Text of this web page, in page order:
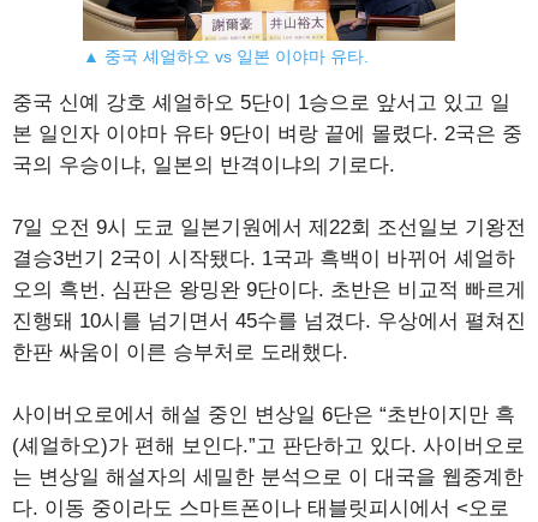
▲ 중국 셰얼하오 vs 일본 이야마 유타.
중국 신예 강호 셰얼하오 5단이 1승으로 앞서고 있고 일
본 일인자 이야마 유타 9단이 벼랑 끝에 몰렸다. 2국은 중
국의 우승이냐, 일본의 반격이냐의 기로다.
7일 오전 9시 도쿄 일본기원에서 제22회 조선일보 기왕전
결승3번기 2국이 시작됐다. 1국과 흑백이 바뀌어 셰얼하
오의 흑번. 심판은 왕밍완 9단이다. 초반은 비교적 빠르게
진행돼 10시를 넘기면서 45수를 넘겼다. 우상에서 펼쳐진
한판 싸움이 이른 승부처로 도래했다.
사이버오로에서 해설 중인 변상일 6단은 “초반이지만 흑
(셰얼하오)가 편해 보인다.”고 판단하고 있다. 사이버오로
는 변상일 해설자의 세밀한 분석으로 이 대국을 웹중계한
다. 이동 중이라도 스마트폰이나 태블릿피시에서 <오로